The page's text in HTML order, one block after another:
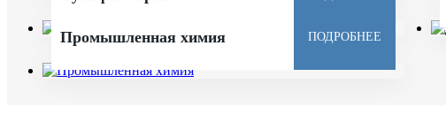
Промышленная химия ПОДРОБНЕЕ